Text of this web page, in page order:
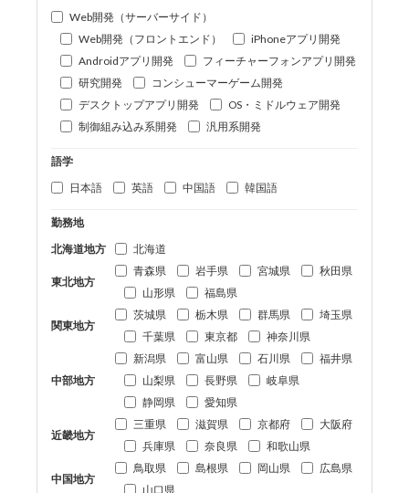
Web開発（サーバーサイド）
Web開発（フロントエンド）
iPhoneアプリ開発
Androidアプリ開発
フィーチャーフォンアプリ開発
研究開発
コンシューマーゲーム開発
デスクトップアプリ開発
OS・ミドルウェア開発
制御組み込み系開発
汎用系開発
語学
日本語
英語 中国語 韓国語
勤務地
北海道地方
北海道
東北地方
青森県 岩手県 宮城県
秋田県
山形県
福島県
関東地方
茨城県 栃木県 群馬県
埼玉県
千葉県
東京都 神奈川県
中部地方
新潟県 富山県 石川県
福井県
山梨県
長野県
岐阜県
静岡県
愛知県
近畿地方
三重県 滋賀県 京都府
大阪府
兵庫県
奈良県 和歌山県
中国地方
鳥取県 島根県 岡山県
広島県
山口県